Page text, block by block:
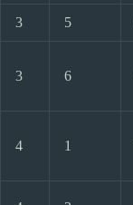
3 5
3 6
4 1